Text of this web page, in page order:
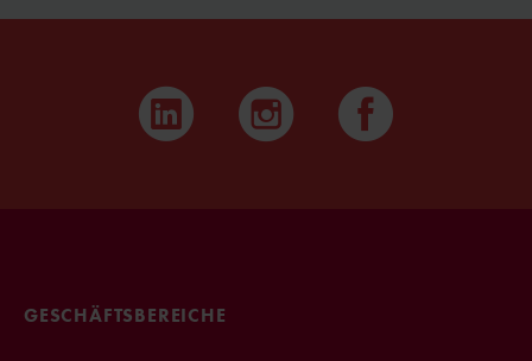
GESCHÄFTSBEREICHE